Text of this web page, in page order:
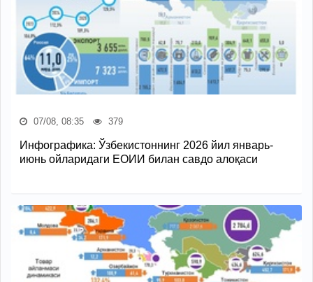
07/08, 08:35 379
Инфографика: Ўзбекистоннинг 2026 йил январь-
июнь ойларидаги ЕОИИ билан савдо алоқаси